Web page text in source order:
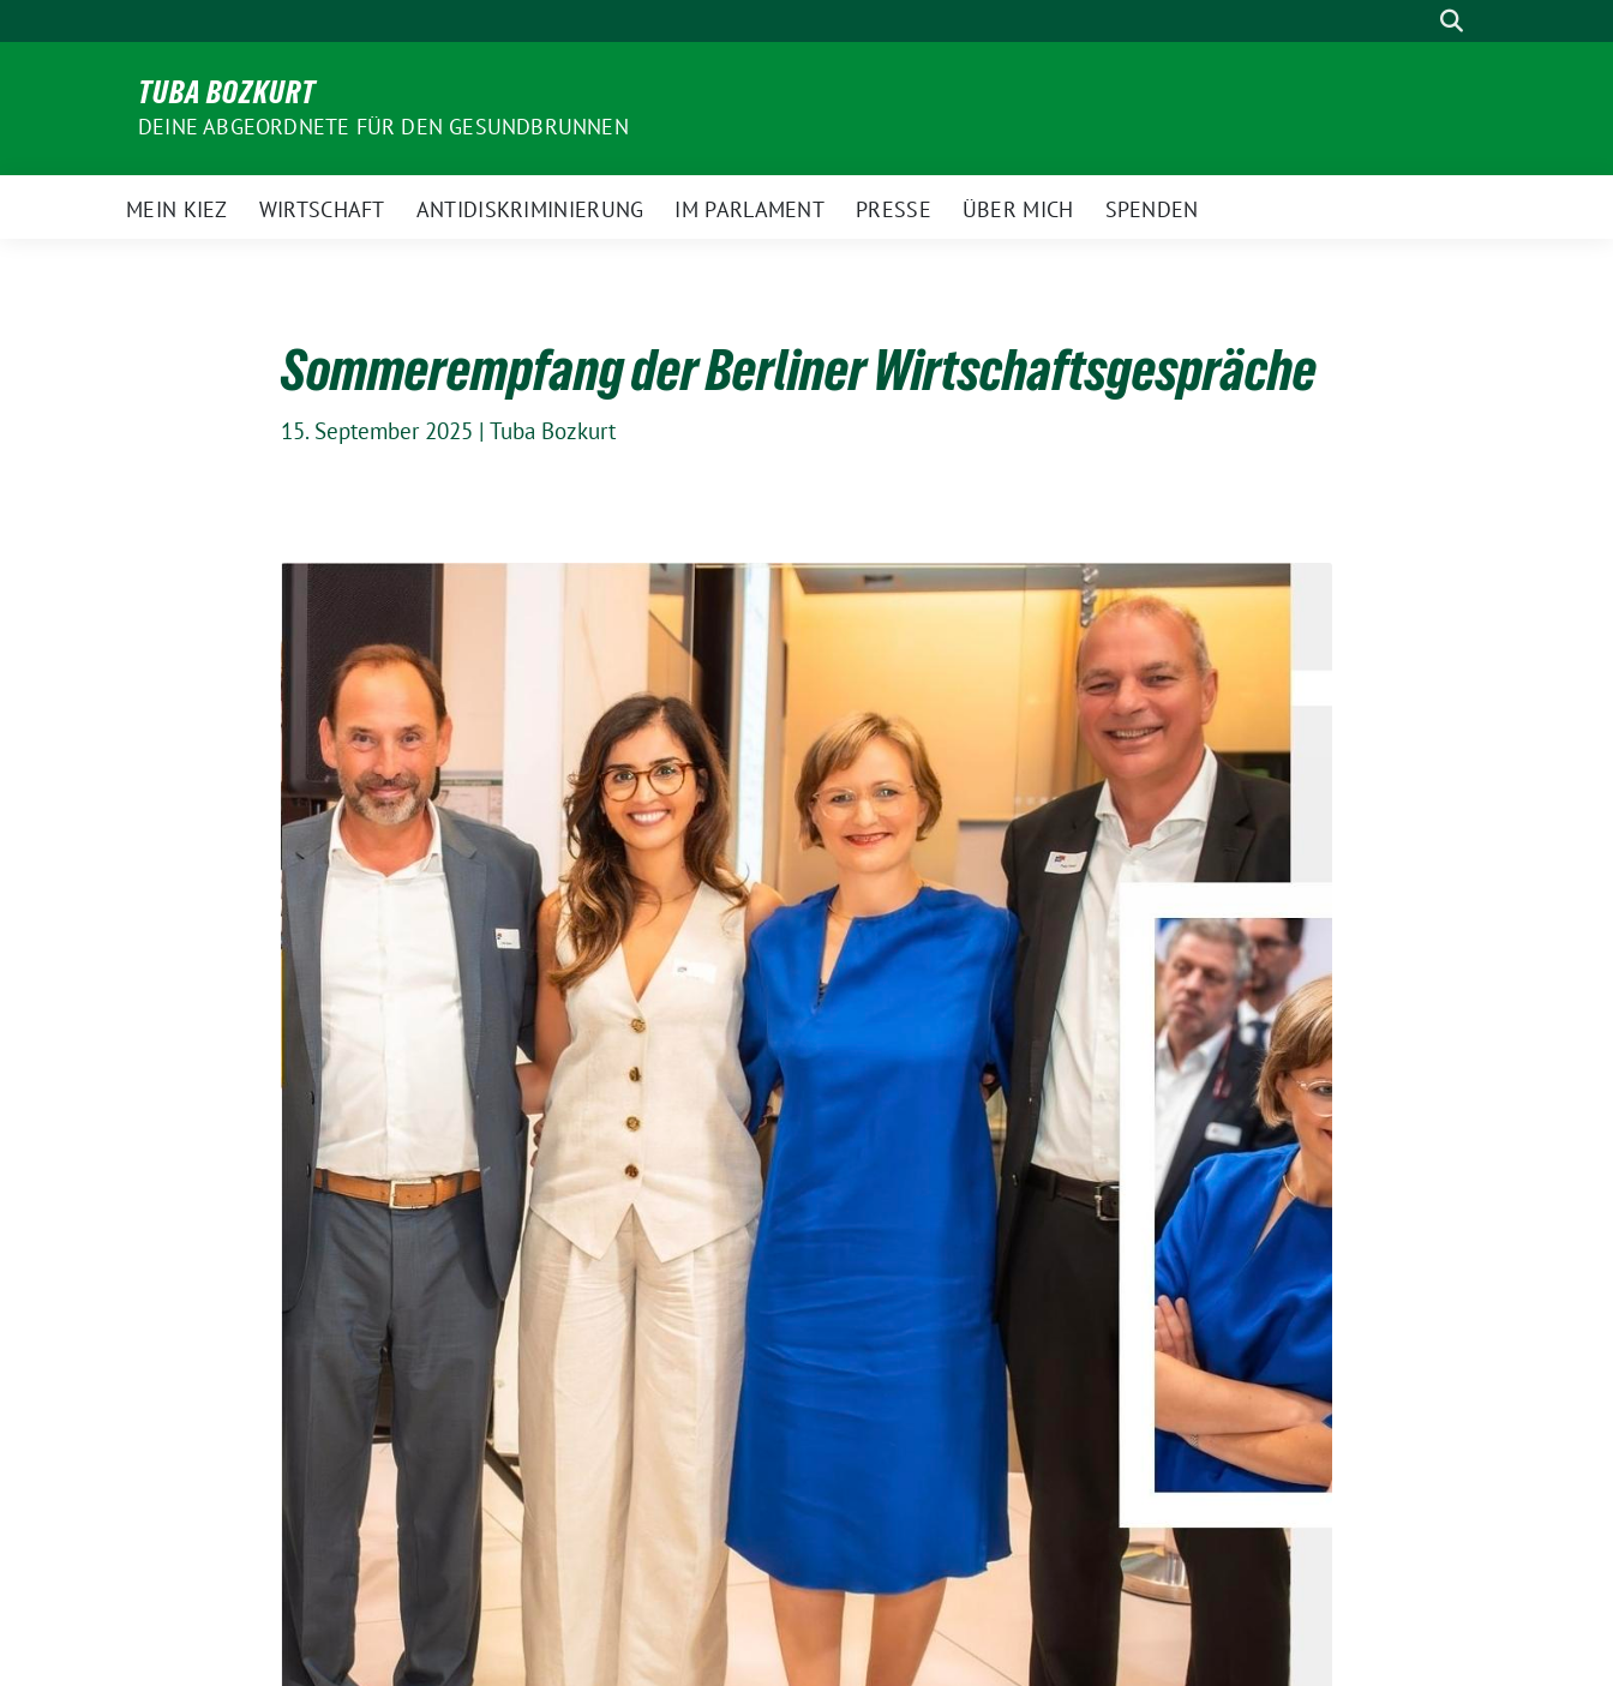
zum
Suche
TUBA BOZKURT
DEINE ABGEORDNETE FÜR DEN GESUNDBRUNNEN
MEIN KIEZ WIRTSCHAFT ANTIDISKRIMINIERUNG IM PARLAMENT PRESSE ÜBER MICH SPENDEN
Sommerempfang der Berliner Wirtschaftsgespräche
15. September 2025 | Tuba Bozkurt